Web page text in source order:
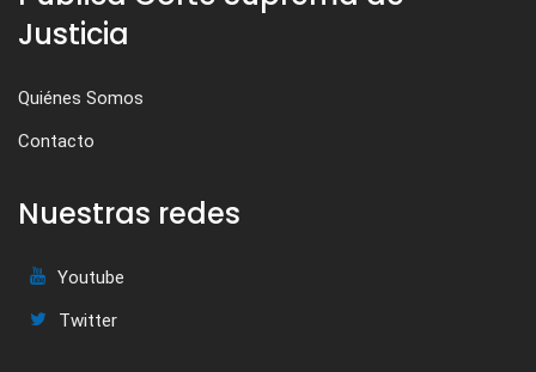
Justicia
Quiénes Somos
Contacto
Nuestras redes
Youtube
Twitter